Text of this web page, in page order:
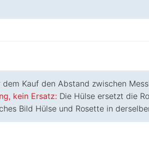
dem Kauf den Abstand zwischen
kein Ersatz: Die Hülse ersetzt die
Bild Hülse und Rosette in